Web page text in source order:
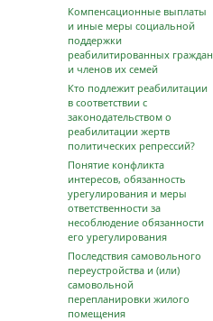
Компенсационные выплаты
и иные меры социальной
поддержки
реабилитированных граждан
и членов их семей
Кто подлежит реабилитации
в соответствии с
законодательством о
реабилитации жертв
политических репрессий?
Понятие конфликта
интересов, обязанность
урегулирования и меры
ответственности за
несоблюдение обязанности
его урегулирования
Последствия самовольного
переустройства и (или)
самовольной
перепланировки жилого
помещения